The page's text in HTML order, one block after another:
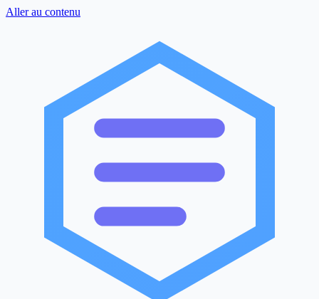
Aller au contenu